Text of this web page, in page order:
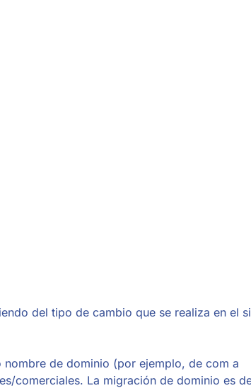
del tipo de cambio que se realiza en el
de dominio (por ejemplo, de com a
comerciales. La migración de dominio es